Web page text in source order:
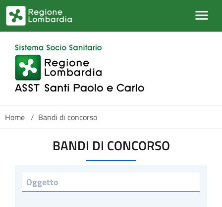
Salta al contenuto principale
Home / Bandi di concorso
BANDI DI CONCORSO
Titolo